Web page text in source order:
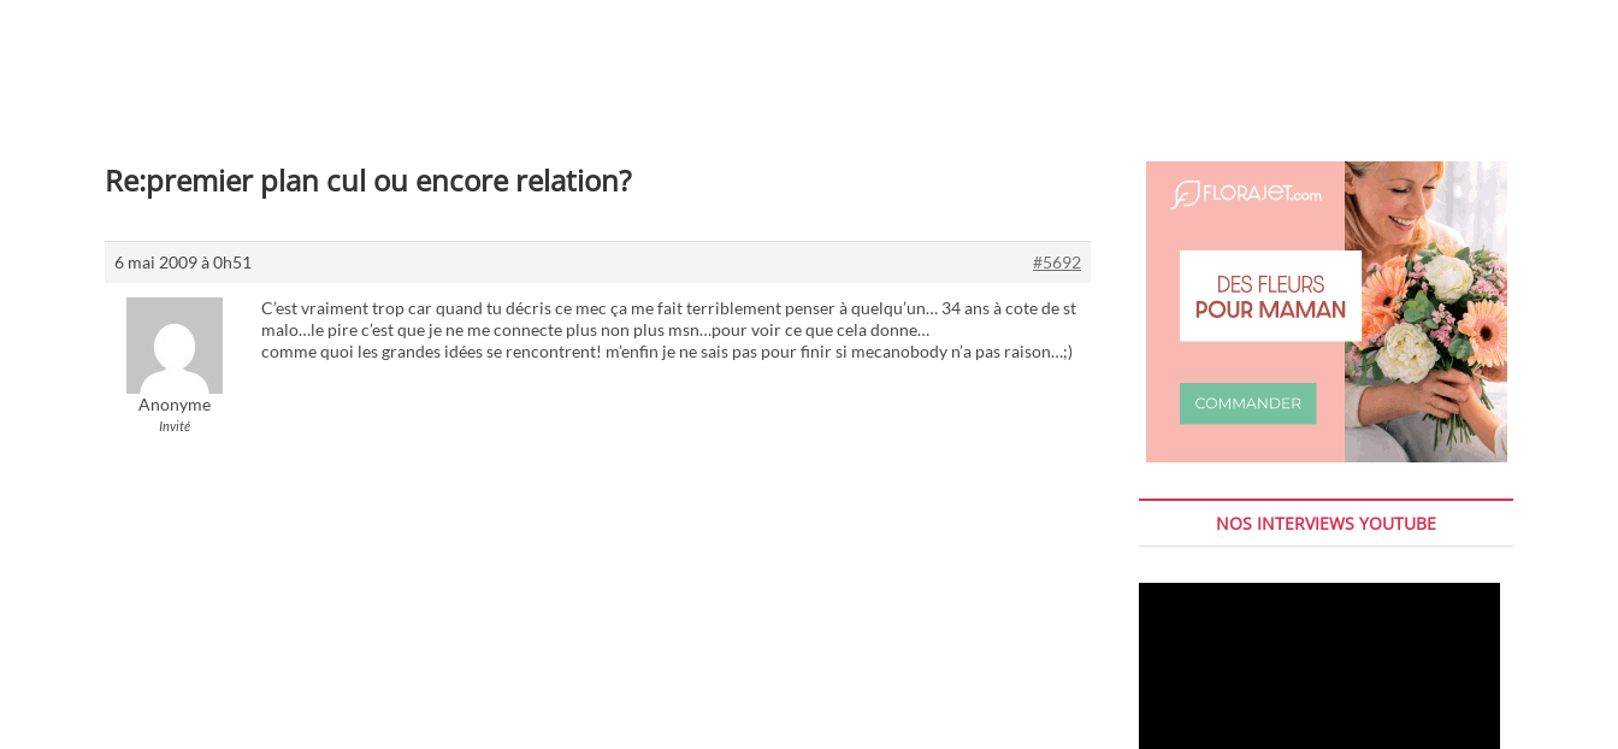
Re:premier plan cul ou encore relation?
6 mai 2009 à 0h51 #5692
Anonyme
Invité
C’est vraiment trop car quand tu décris ce mec ça me fait terriblement penser à quelqu’un… 34 ans à cote de st
malo…le pire c’est que je ne me connecte plus non plus msn…pour voir ce que cela donne…
comme quoi les grandes idées se rencontrent! m’enfin je ne sais pas pour finir si mecanobody n’a pas raison…;)
NOS INTERVIEWS YOUTUBE